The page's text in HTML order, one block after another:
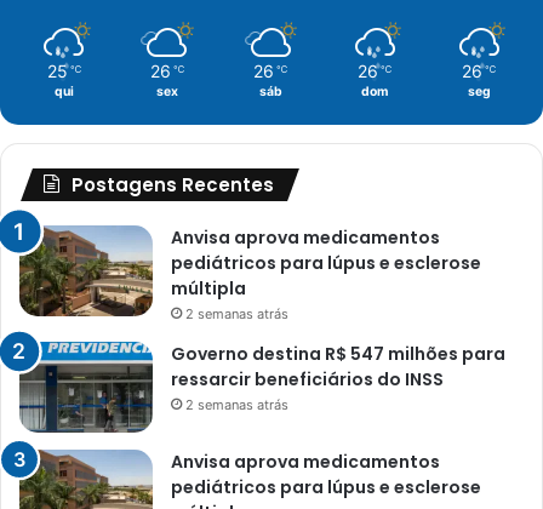
25 ℃
qui
26 ℃
sex
26 ℃
sáb
26 ℃
dom
26 ℃
seg
Postagens Recentes
Anvisa aprova medicamentos
pediátricos para lúpus e esclerose
múltipla
2 semanas atrás
Governo destina R$ 547 milhões para
ressarcir beneficiários do INSS
2 semanas atrás
Anvisa aprova medicamentos
pediátricos para lúpus e esclerose